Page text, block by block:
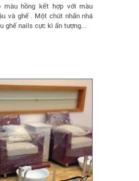
màu hồng kết hợp với màu
và ghế . Một chút nhấn nhá
ghế nails cực kì ấn tượng...